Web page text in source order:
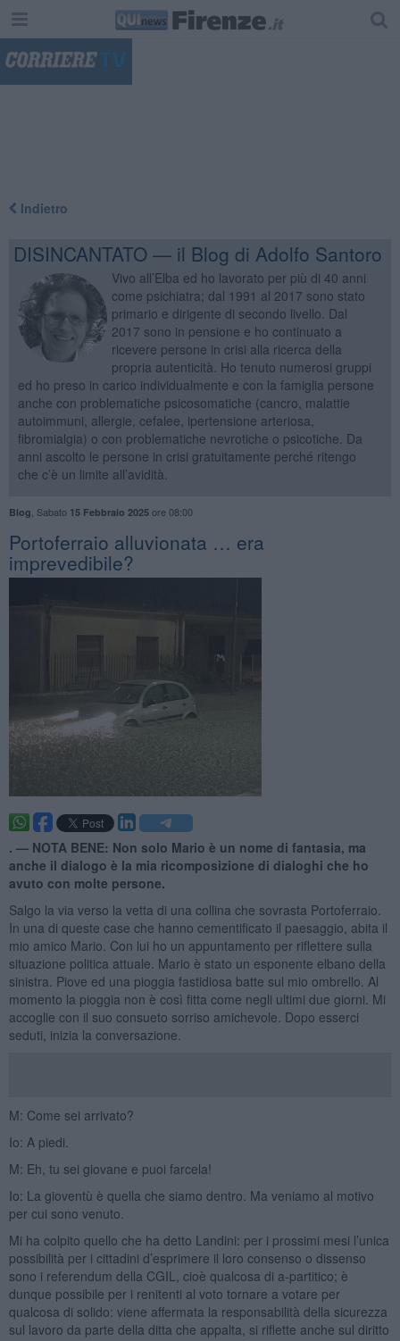
Indietro
DISINCANTATO — il Blog di Adolfo Santoro
Vivo all’Elba ed ho lavorato per più di 40 anni
come psichiatra; dal 1991 al 2017 sono stato
primario e dirigente di secondo livello. Dal
2017 sono in pensione e ho continuato a
ricevere persone in crisi alla ricerca della
propria autenticità. Ho tenuto numerosi gruppi
ed ho preso in carico individualmente e con la famiglia persone
anche con problematiche psicosomatiche (cancro, malattie
autoimmuni, allergie, cefalee, ipertensione arteriosa,
fibromialgia) o con problematiche nevrotiche o psicotiche. Da
anni ascolto le persone in crisi gratuitamente perché ritengo
che c’è un limite all’avidità.
Blog Sabato 15 Febbraio 2025ore 08:00
​Portoferraio alluvionata … era
imprevedibile?
. — NOTA BENE: Non solo Mario è un nome di fantasia, ma
anche il dialogo è la mia ricomposizione di dialoghi che ho
avuto con molte persone.
Salgo la via verso la vetta di una collina che sovrasta Portoferraio.
In una di queste case che hanno cementificato il paesaggio, abita il
mio amico Mario. Con lui ho un appuntamento per riflettere sulla
situazione politica attuale. Mario è stato un esponente elbano della
sinistra. Piove ed una pioggia fastidiosa batte sul mio ombrello. Al
momento la pioggia non è così fitta come negli ultimi due giorni. Mi
accoglie con il suo consueto sorriso amichevole. Dopo esserci
seduti, inizia la conversazione.
M: Come sei arrivato?
Io: A piedi.
M: Eh, tu sei giovane e puoi farcela!
Io: La gioventù è quella che siamo dentro. Ma veniamo al motivo
per cui sono venuto.
Mi ha colpito quello che ha detto Landini: per i prossimi mesi l’unica
possibilità per i cittadini d’esprimere il loro consenso o dissenso
sono i referendum della CGIL, cioè qualcosa di a-partitico; è
dunque possibile per i renitenti al voto tornare a votare per
qualcosa di solido: viene affermata la responsabilità della sicurezza
sul lavoro da parte della ditta che appalta, si riflette anche sul diritto